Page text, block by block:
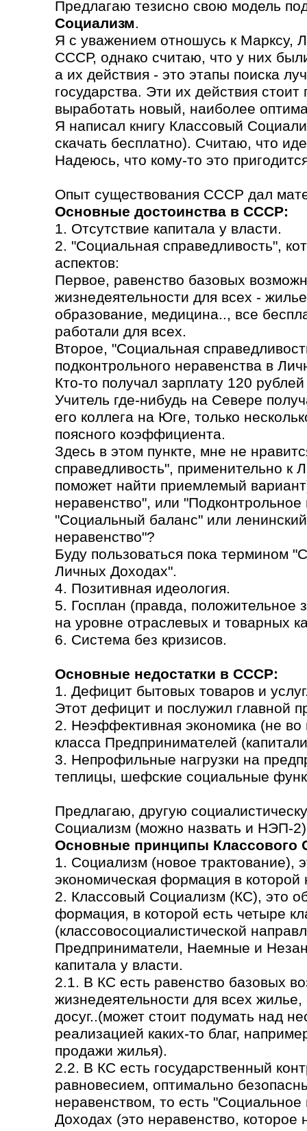
Предлагаю тезисно свою модель
Социализм.
Я с уважением отношусь к Марксу,
СССР, однако считаю, что у них
а их действия - это этапы поиска
государства. Эти их действия
выработать новый, наиболее
Я написал книгу Классовый
скачать бесплатно). Считаю, что
Надеюсь, что кому-то это
Опыт существования СССР дал
Основные достоинства в СССР:
1. Отсутствие капитала у власти.
2. "Социальная справедливость",
аспектов:
Первое, равенство базовых
жизнедеятельности для всех -
образование, медицина.., все
работали для всех.
Второе, "Социальная
подконтрольного неравенства в
Кто-то получал зарплату 120
Учитель где-нибудь на Севере
его коллега на Юге, только
поясного коэффициента.
Здесь в этом пункте, мне не
справедливость", применительно к
поможет найти приемлемый
неравенство", или
"Социальный баланс" или
неравенство"?
Буду пользоваться пока термином
Личных Доходах".
4. Позитивная идеология.
5. Госплан (правда, положительное
на уровне отраслевых и товарных
6. Система без кризисов.
Основные недостатки в СССР:
1. Дефицит бытовых товаров и
Этот дефицит и послужил главной
2. Неэффективная экономика (не во
класса Предпринимателей
3. Непрофильные нагрузки на
теплицы, шефские социальные
Предлагаю, другую
Социализм (можно назвать и НЭП-
Основные принципы Классового
1. Социализм (новое трактование),
экономическая формация в которой
2. Классовый Социализм (КС), это
формация, в которой есть четыре
(классовосоциалистической
Предприниматели, Наемные и
капитала у власти.
2.1. В КС есть равенство базовых
жизнедеятельности для всех
досуг..(может стоит подумать над
реализацией каких-то благ,
продажи жилья).
2.2. В КС есть государственный
равновесием, оптимально
неравенством, то есть
Доходах (это неравенство,